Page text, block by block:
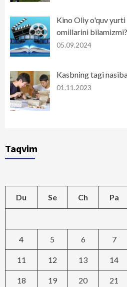
Kino Oliy o'quv
omillarini bilamizmi?
05.09.2024
Kasbning tagi
01.11.2023
Taqvim
Du Se Ch Pa
4 5 6 7
11 12 13 14
18 19 20 21